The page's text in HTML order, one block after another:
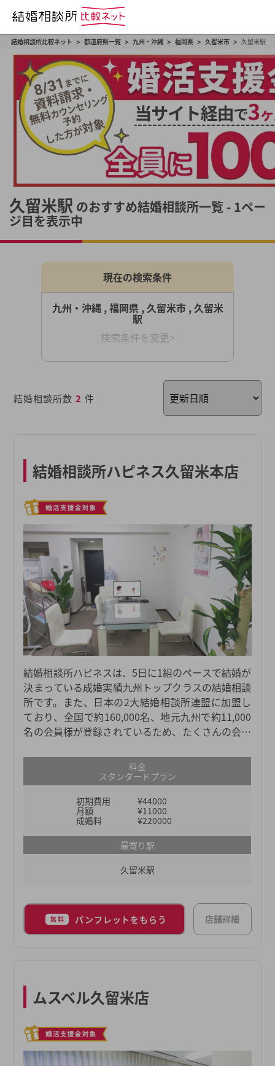
結婚相談所比較ネット > 都道府県一覧 > 九州・沖縄 > 福岡県 > 久留米市 > 久留米駅
久留米駅 のおすすめ結婚相談所一覧 - 1ペー
ジ目を表示中
現在の検索条件
九州・沖縄 , 福岡県 , 久留米市 , 久留米
駅
検索条件を変更>
結婚相談所数 2 件
結婚相談所ハピネス久留米本店
結婚相談所ハピネスは、5日に1組のペースで結婚が
決まっている成婚実績九州トップクラスの結婚相談
所です。また、日本の2大結婚相談所連盟に加盟し
ており、全国で約160,000名、地元九州で約11,000
名の会員様が登録されているため、たくさんの会員
ます。地元の会員数が多く、きめ細かい婚活サポー
トを行っている結婚相談所ハピネスだからこそ、業
界内でも圧倒的に高い成婚実績を出し続けることが
できています。「婚活を運やご縁まかせにしない」
「確実に結果につながるサポートを行う」をモット
ーに、これからも皆様の “地元婚活” を全力で応援
料金
スタンダードプラン
初期費用
¥44000
月額
¥11000
成婚料
¥220000
最寄り駅
久留米駅
無料 パンフレットをもらう 店舗詳細
ムスベル久留米店